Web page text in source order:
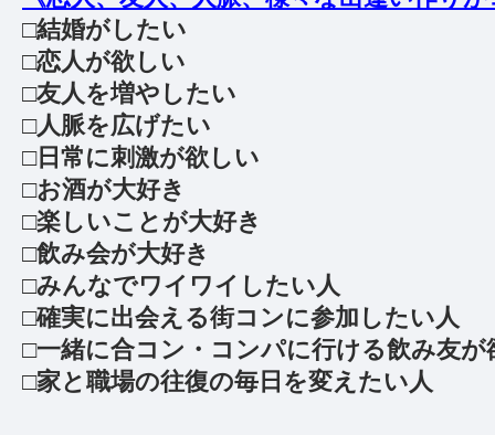
□結婚がしたい
□恋人が欲しい
□友人を増やしたい
□人脈を広げたい
□日常に刺激が欲しい
□お酒が大好き
□楽しいことが大好き
□飲み会が大好き
□みんなでワイワイしたい人
□確実に出会える街コンに参加したい人
□一緒に合コン・コンパに行ける飲み友が
□家と職場の往復の毎日を変えたい人